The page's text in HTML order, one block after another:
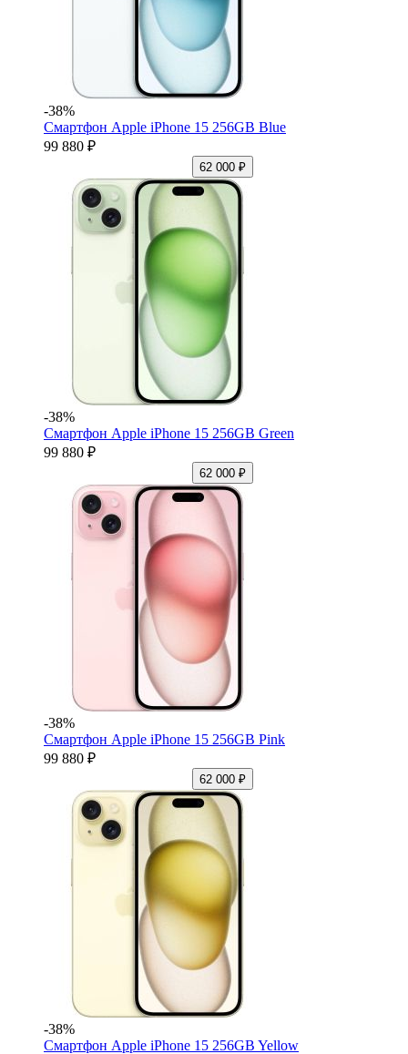
-38%
Смартфон Apple iPhone 15 256GB Blue
99 880 ₽
62 000 ₽
-38%
Смартфон Apple iPhone 15 256GB Green
99 880 ₽
62 000 ₽
-38%
Смартфон Apple iPhone 15 256GB Pink
99 880 ₽
62 000 ₽
-38%
Смартфон Apple iPhone 15 256GB Yellow